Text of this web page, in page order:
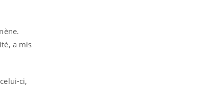
a mis
ci,